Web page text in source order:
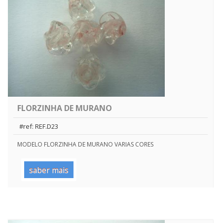
FLORZINHA DE MURANO
#ref: REF.D23
MODELO FLORZINHA DE MURANO VARIAS CORES
saber mais